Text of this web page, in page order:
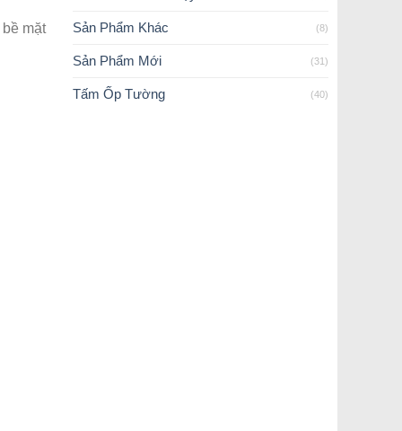
mặt
Sản Phẩm Khác (8)
Sản Phẩm Mới (31)
Tấm Ốp Tường (40)